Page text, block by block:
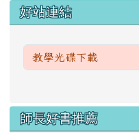
左邊區域內容
好站連結
右邊區域內容
師長好書推薦